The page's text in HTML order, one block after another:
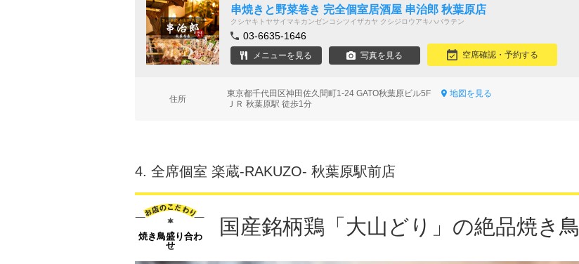
串焼きと野菜巻き 完全個室居酒屋 串治郎 秋葉原店
クシヤキトヤサイマキカンゼンコシツイザカヤ クシジロウアキハバラテン
03-6635-1646
メニューを見る 写真を見る 空席確認・予約する
住所
東京都千代田区神田佐久間町1-24 GATO秋葉原ビル5F
地図を見る
ＪＲ 秋葉原駅 徒歩1分
4. 全席個室 楽蔵‐RAKUZO‐ 秋葉原駅前店
焼き鳥盛り合わ
せ
国産銘柄鶏「大山どり」の絶品焼き鳥